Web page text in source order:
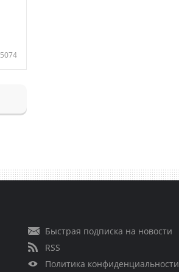
5074
Быстрая подписка на новости
RSS
Политика конфиденциальности